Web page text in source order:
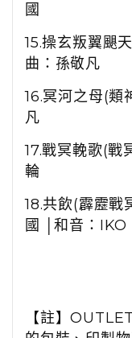
國
15.操玄叛翼颶
曲：孫敬凡
16.冥河之母(類
凡
17.戰冥輓歌(戰
輪
18.共飲(霹靂戰
國 │和音： IKO
【註】